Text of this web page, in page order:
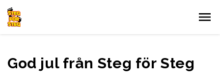
Gå till innehållet
God jul från Steg för Steg